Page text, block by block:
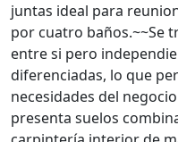
juntas ideal para
por cuatro baños.~~Se
entre si pero
diferenciadas, lo que
necesidades del
presenta suelos